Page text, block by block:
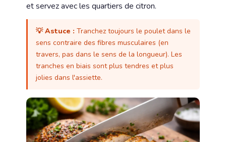
et servez avec les quartiers de citron.
💡 Astuce : Tranchez toujours le poulet dans le
sens contraire des fibres musculaires (en
travers, pas dans le sens de la longueur). Les
tranches en biais sont plus tendres et plus
jolies dans l'assiette.